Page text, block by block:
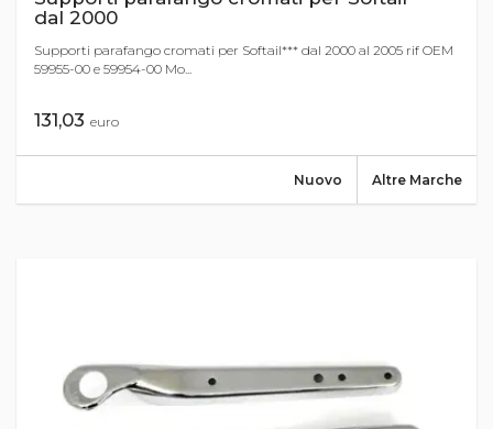
dal 2000
Supporti parafango cromati per Softail*** dal 2000 al 2005 rif OEM
59955-00 e 59954-00 Mo...
131,03 euro
Altre Marche
Nuovo